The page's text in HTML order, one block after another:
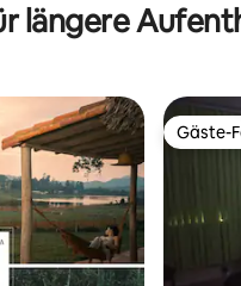
längere
Gäste-
Gäste-